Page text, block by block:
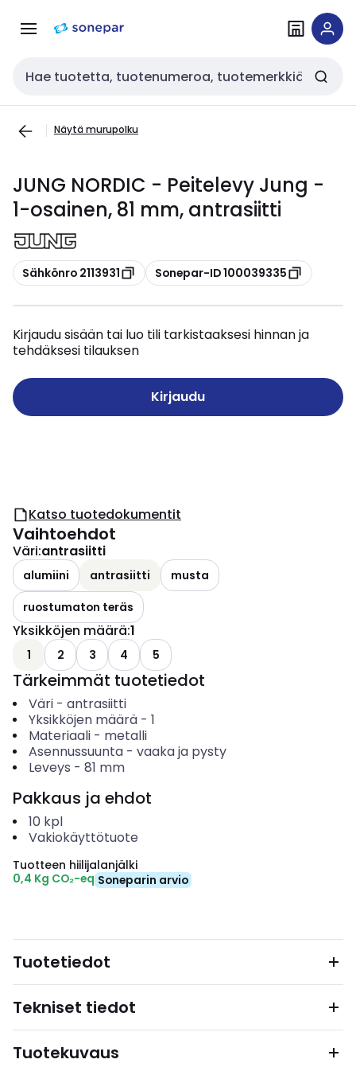
navigointiinsisältöön
Haku
Näytä murupolku
JUNG NORDIC - Peitelevy Jung -
1-osainen, 81 mm, antrasiitti
Kopioi
Sähkönro 2113931 Kopioi
Sonepar-ID 100039335
Kirjaudu sisään tai luo tili tarkistaaksesi hinnan ja
tehdäksesi tilauksen
Kirjaudu
Katso tuotedokumentit
Vaihtoehdot
Väri:antrasiitti
alumiini antrasiitti
musta
ruostumaton teräs
Yksikköjen määrä:1
1 2 3 4 5
Tärkeimmät tuotetiedot
Väri- antrasiitti
Yksikköjen määrä- 1
Materiaali- metalli
Asennussuunta- vaaka ja pysty
Leveys - 81 mm
Pakkaus ja ehdot
10 kpl
Vakiokäyttötuote
Tuotteen hiilijalanjälki
0,4 Kg CO₂-eq Soneparin arvio
Tuotetiedot
Tekniset tiedot
Tuotekuvaus